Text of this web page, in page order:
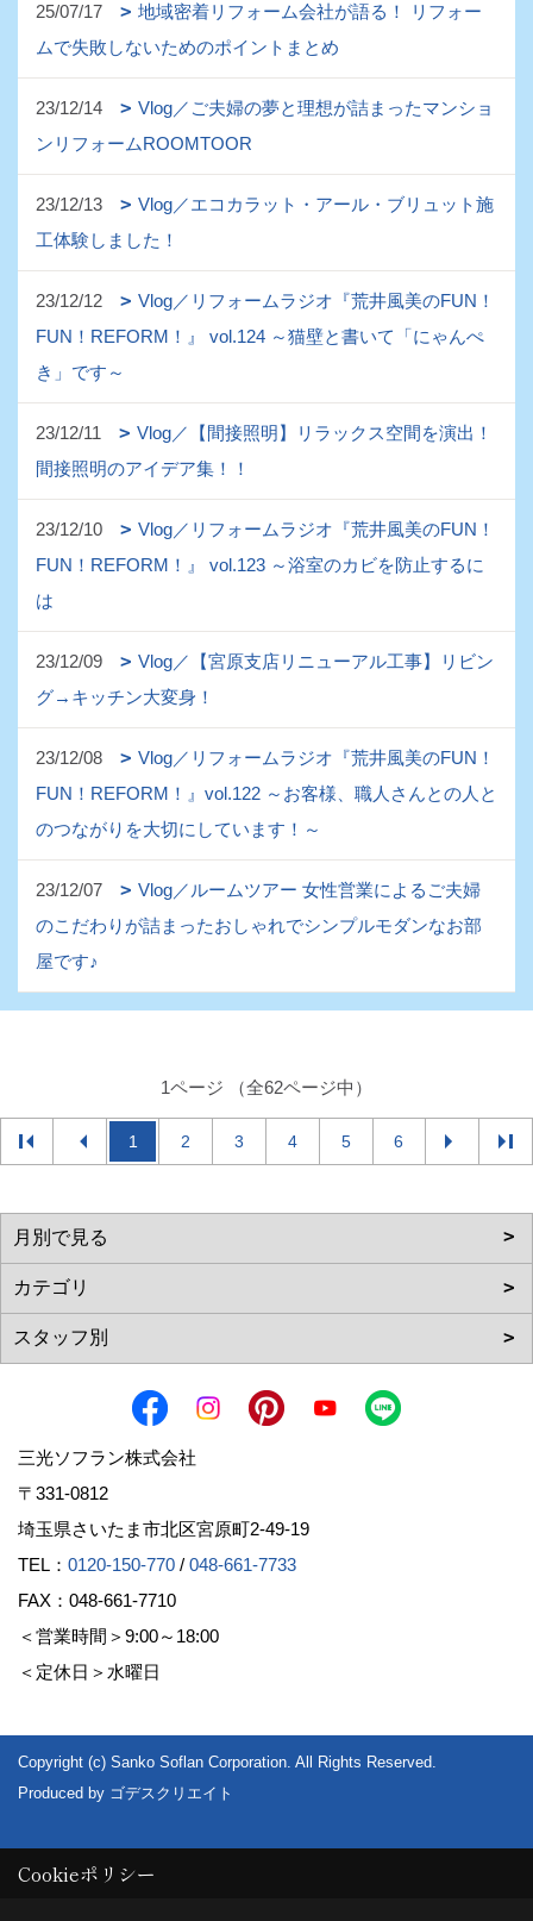
25/07/17
地域密着リフォーム会社が語る！ リフォー
ムで失敗しないためのポイントまとめ
23/12/14
Vlog／ご夫婦の夢と理想が詰まったマンショ
ンリフォームROOMTOOR
23/12/13
Vlog／エコカラット・アール・ブリュット施
工体験しました！
23/12/12
Vlog／リフォームラジオ『荒井風美のFUN！
FUN！REFORM！』 vol.124 ～猫壁と書いて「にゃんぺ
き」です～
23/12/11
Vlog／【間接照明】リラックス空間を演出！
間接照明のアイデア集！！
23/12/10
Vlog／リフォームラジオ『荒井風美のFUN！
FUN！REFORM！』 vol.123 ～浴室のカビを防止するに
は
23/12/09
Vlog／【宮原支店リニューアル工事】リビン
グ→キッチン大変身！
23/12/08
Vlog／リフォームラジオ『荒井風美のFUN！
FUN！REFORM！』vol.122 ～お客様、職人さんとの人と
のつながりを大切にしています！～
23/12/07
Vlog／ルームツアー 女性営業によるご夫婦
のこだわりが詰まったおしゃれでシンプルモダンなお部
屋です♪
1ページ （全62ページ中）
1 2 3 4 5 6
三光ソフラン株式会社
〒331-0812
埼玉県さいたま市北区宮原町2-49-19
TEL： 0120-150-770 / 048-661-7733
FAX：048-661-7710
＜営業時間＞9:00～18:00
＜定休日＞水曜日
Copyright (c) Sanko Soflan Corporation. All Rights Reserved.
Produced by ゴデスクリエイト
Cookieポリシー